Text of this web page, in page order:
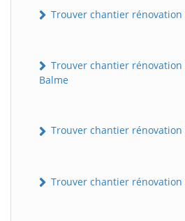
Trouver chantier rénovation
Trouver chantier rénovation
Balme
Trouver chantier rénovation
Trouver chantier rénovation